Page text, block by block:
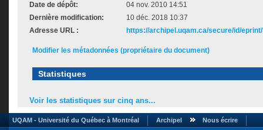
Date de dépôt:
04 nov. 2010 14:51
Dernière modification:
10 déc. 2018 10:37
Adresse URL :
https://archipel.uqam.ca/secure/id/
Modifier les métadonnées (propriétaire du document)
Statistiques
Voir les statistiques sur cinq ans...
UQAM - Université du Québec à Montréal Archipel Nous écrire